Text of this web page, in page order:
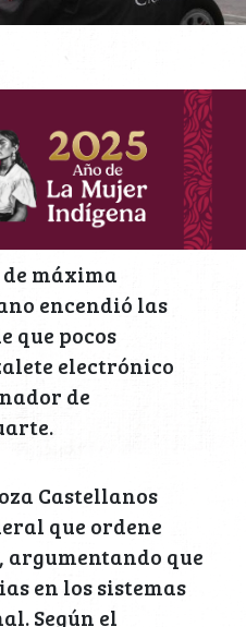
máxima
encendió las
que pocos
electrónico
de
Castellanos
que ordene
que
en los sistemas
Según el